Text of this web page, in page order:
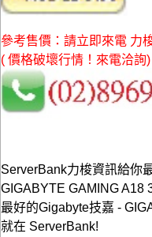
參考售價：請立即來電 力
( 價格破壞行情！來電洽詢)
ServerBank力梭資訊給你
GIGABYTE GAMING A18
最好的Gigabyte技嘉 -
就在 ServerBank!